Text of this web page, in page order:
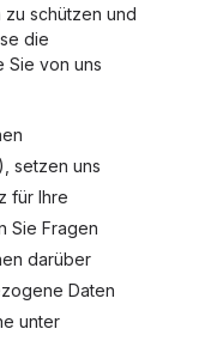
zu schützen und
die
Sie von uns
setzen uns
für Ihre
Sie Fragen
darüber
Daten
unter